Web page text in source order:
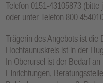
Telefon 0151-43105873 (bitte
oder unter Telefon 800
Trägerin des Angebots ist die
Hochtaunuskreis ist in der
In Oberursel ist der Bedarf
Einrichtungen,